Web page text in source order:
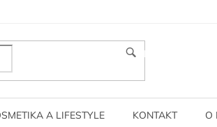
HLEDAT
A LIFESTYLE KONTAKT O